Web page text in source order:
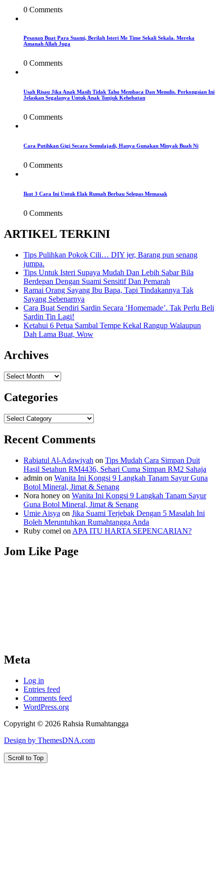
0 Comments
Pesanan Buat Para Suami, Berilah Isteri Me Time Sekali Sekala. Mereka
Amanah Allah Juga
0 Comments
Usah Risau Jika Anak Masih Tidak Tahu Membaca Dan Menulis. Perkongsian Ini
Jelaskan Segalanya Untuk Anak Tunjuk Kehebatan
0 Comments
Cara Putihkan Gigi Secara Semulajadi, Hanya Gunakan Minyak Buah Ni
0 Comments
Ikut 3 Cara Ini Untuk Elak Rumah Berbau Selepas Memasak
0 Comments
ARTIKEL TERKINI
Tips Pulihkan Pokok Cili… DIY jer, Barang pun senang
jumpa.
Tips Untuk Isteri Supaya Mudah Dan Lebih Sabar Bila
Berdepan Dengan Suami Sensitif Dan Pemarah
Ramai Orang Sayang Ibu Bapa, Tapi Tindakannya Tak
Sayang Sebenarnya
Cara Buat Sendiri Sardin Secara ‘Homemade’. Tak Perlu Beli
Sardin Tin Lagi!
Ketahui 6 Petua Sambal Tempe Kekal Rangup Walaupun
Dah Lama Buat, Wow
Archives
Archives
Categories
Categories
Recent Comments
Rabiatul Al-Adawiyah on Tips Mudah Cara Simpan Duit
Hasil Setahun RM4436, Sehari Cuma Simpan RM2 Sahaja
admin on Wanita Ini Kongsi 9 Langkah Tanam Sayur Guna
Botol Mineral, Jimat & Senang
Nora honey on Wanita Ini Kongsi 9 Langkah Tanam Sayur
Guna Botol Mineral, Jimat & Senang
Umie Aisya on Jika Suami Terjebak Dengan 5 Masalah Ini
Boleh Meruntuhkan Rumahtangga Anda
Ruby comel on APA ITU HARTA SEPENCARIAN?
Jom Like Page
Meta
Log in
Entries feed
Comments feed
WordPress.org
Copyright © 2026 Rahsia Rumahtangga
Design by ThemesDNA.com
Scroll to Top